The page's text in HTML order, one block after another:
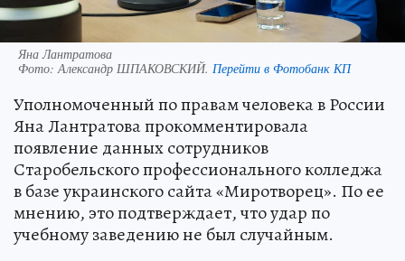
Яна Лантратова
Фото:Александр ШПАКОВСКИЙ. Перейти в Фотобанк КП
Уполномоченный по правам человека в России
Яна Лантратова прокомментировала
появление данных сотрудников
Старобельского профессионального колледжа
в базе украинского сайта «Миротворец». По ее
мнению, это подтверждает, что удар по
учебному заведению не был случайным.